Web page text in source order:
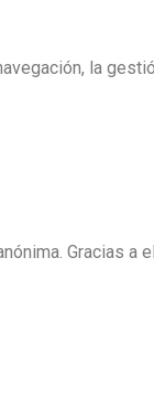
la
Gracias a